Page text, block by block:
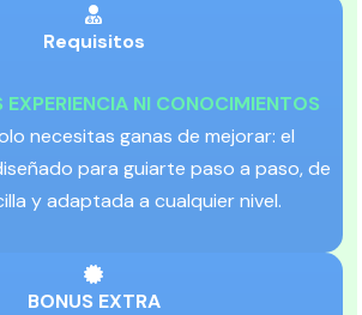
Requisitos
EXPERIENCIA NI CONOCIMIENTOS
necesitas ganas de mejorar: el
para guiarte paso a paso, de
y adaptada a cualquier nivel.
BONUS EXTRA